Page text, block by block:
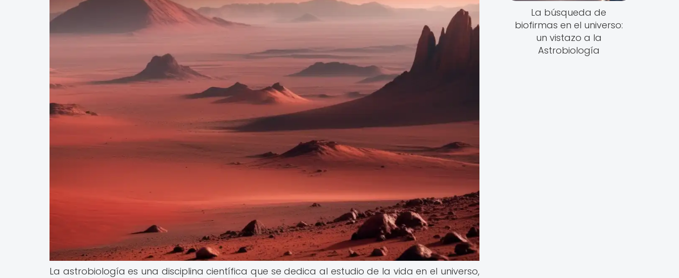
La astrobiología es una disciplina científica que se dedica al estudio de la vida en el universo,
La búsqueda de
biofirmas en el universo:
un vistazo a la
Astrobiología